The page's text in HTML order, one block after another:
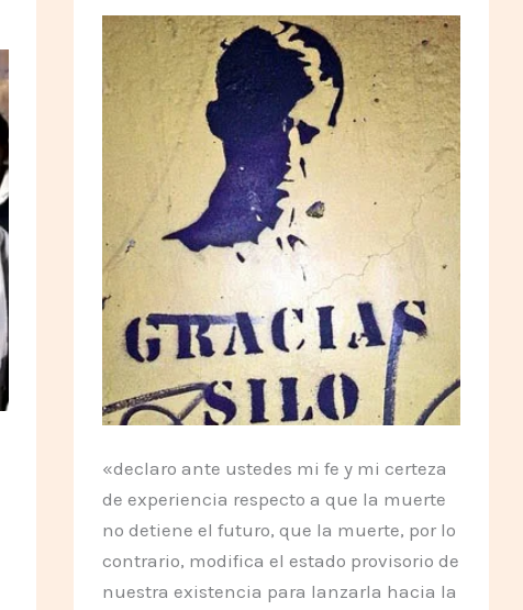
«declaro ante ustedes mi fe y mi certeza
de experiencia respecto a que la muerte
no detiene el futuro, que la muerte, por lo
contrario, modifica el estado provisorio de
nuestra existencia para lanzarla hacia la